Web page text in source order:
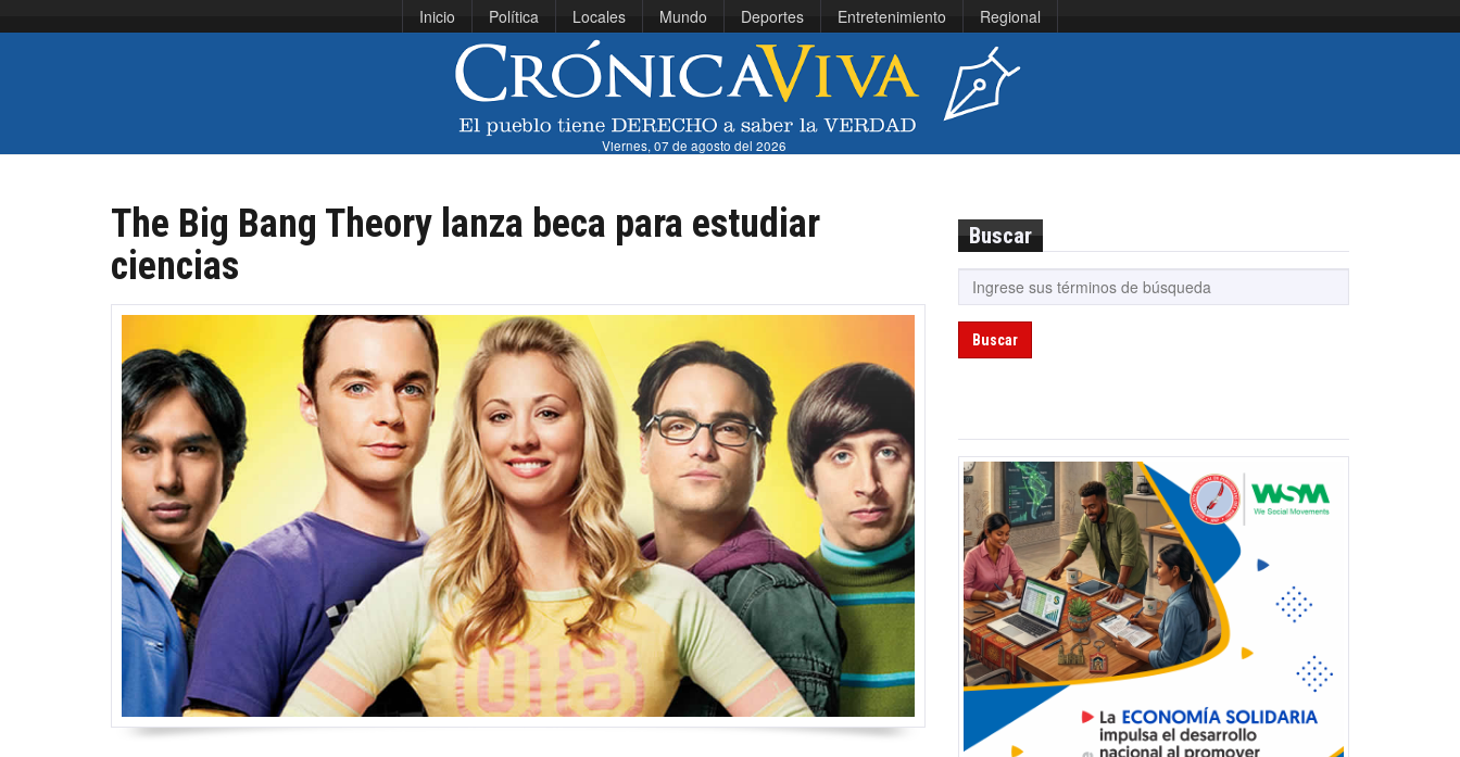
Inicio Política Locales Mundo Deportes Entretenimiento Regional
Viernes, 07 de agosto del 2026
The Big Bang Theory lanza beca para estudiar
ciencias
Buscar
Buscar